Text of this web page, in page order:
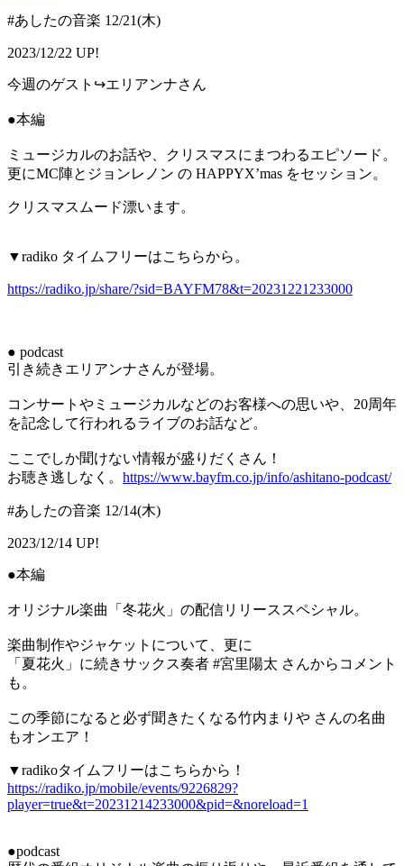
#あしたの音楽 12/21(木)
2023/12/22 UP!
今週のゲスト↪︎エリアンナさん
●本編
ミュージカルのお話や、クリスマスにまつわるエピソード。
更にMC陣とジョンレノン の HAPPYX’mas をセッション。
クリスマスムード漂います。
▼radiko タイムフリーはこちらから。
https://radiko.jp/share/?sid=BAYFM78&t=20231221233000
● podcast
引き続きエリアンナさんが登場。
コンサートやミュージカルなどのお客様への思いや、20周年
を記念して行われるライブのお話など。
ここでしか聞けない情報が盛りだくさん！
お聴き逃しなく。 https://www.bayfm.co.jp/info/ashitano-podcast/
#あしたの音楽 12/14(木)
2023/12/14 UP!
●本編
オリジナル楽曲「冬花火」の配信リリーススペシャル。
楽曲制作やジャケットについて、更に
「夏花火」に続きサックス奏者 #宮里陽太 さんからコメント
も。
この季節になると必ず聞きたくなる竹内まりや さんの名曲
もオンエア！
▼radikoタイムフリーはこちらから！
https://radiko.jp/mobile/events/9226829?
player=true&t=20231214233000&pid=&noreload=1
●podcast